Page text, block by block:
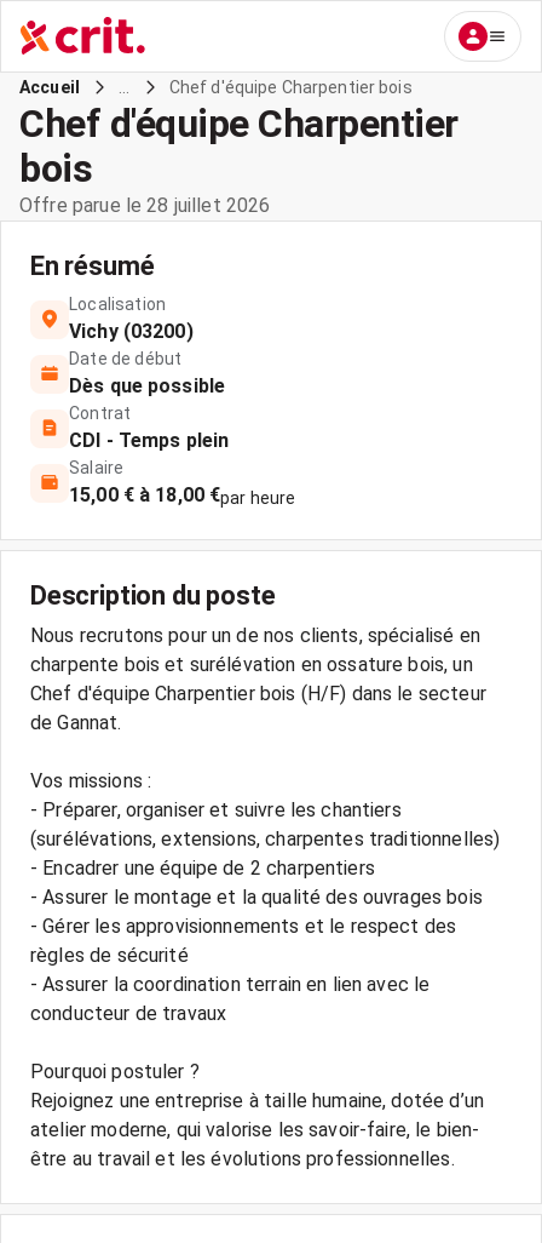
Accueil Chef d'équipe Charpentier bois
Chef d'équipe Charpentier
bois
Offre parue le 28 juillet 2026
En résumé
Localisation
Vichy (03200)
Date de début
Dès que possible
Contrat
CDI - Temps plein
Salaire
15,00 € à 18,00 €par heure
Description du poste
Nous recrutons pour un de nos clients, spécialisé en
charpente bois et surélévation en ossature bois, un
Chef d'équipe Charpentier bois (H/F) dans le secteur
de Gannat.
Vos missions :
- Préparer, organiser et suivre les chantiers
(surélévations, extensions, charpentes traditionnelles)
- Encadrer une équipe de 2 charpentiers
- Assurer le montage et la qualité des ouvrages bois
- Gérer les approvisionnements et le respect des
règles de sécurité
- Assurer la coordination terrain en lien avec le
conducteur de travaux
Pourquoi postuler ?
Rejoignez une entreprise à taille humaine, dotée d’un
atelier moderne, qui valorise les savoir-faire, le bien-
être au travail et les évolutions professionnelles.